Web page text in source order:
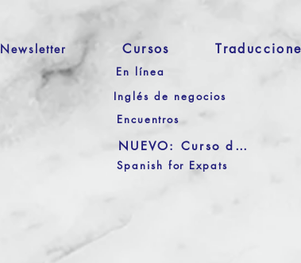
Newsletter Cursos
Inglés de negocios
En línea
Encuentros
NUEVO: Curso de Audio
Spanish for Expats